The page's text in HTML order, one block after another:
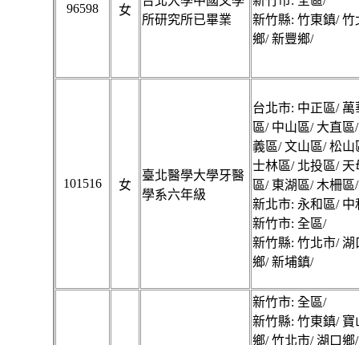
96598 女
所研究所已畢業
新竹縣: 竹東鎮/ 竹
鄉/ 新豐鄉/
101516 女
臺北醫學大學牙醫
學系六年級
台北市: 中正區/ 萬
區/ 中山區/ 大直區
義區/ 文山區/ 松山
士林區/ 北投區/ 天
區/ 東湖區/ 木柵區/
新北市: 永和區/ 中
新竹市: 全區/
新竹縣: 竹北市/ 湖
鄉/ 新埔鎮/
新竹市: 全區/
新竹縣: 竹東鎮/ 寶
鄉/ 竹北市/ 湖口鄉